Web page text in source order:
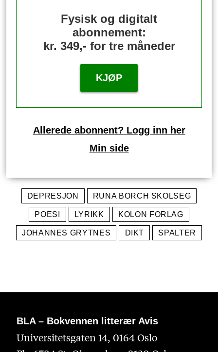
Fysisk og digitalt
abonnement:
kr. 349,- for tre måneder
KJØP
Allerede abonnent? Logg inn her
Min side
DEPRESJON RUNA BORCH SKOLSEG
POESI LYRIKK KOLON FORLAG
JOHANNES GRYTNES DIKT SPALTER
BLA – Bokvennen litterær Avis
Universitetsgaten 14, 0164 Oslo